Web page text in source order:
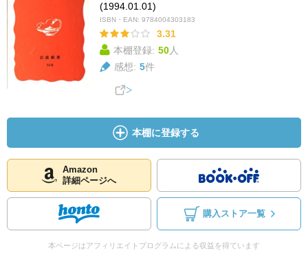
(1994.01.01)
ISBN・EAN: 9784004303183
3.31
本棚登録: 50人
感想: 5件
本棚に登録する
Amazon
詳細ページへ
購入ストア一覧
本ページはアフィリエイトプログラムによる収益を得ています